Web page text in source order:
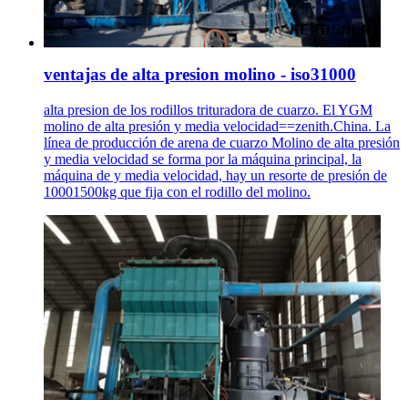
ventajas de alta presion molino - iso31000
alta presion de los rodillos trituradora de cuarzo. El YGM
molino de alta presión y media velocidad==zenith.China. La
línea de producción de arena de cuarzo Molino de alta presión
y media velocidad se forma por la máquina principal, la
máquina de y media velocidad, hay un resorte de presión de
10001500kg que fija con el rodillo del molino.